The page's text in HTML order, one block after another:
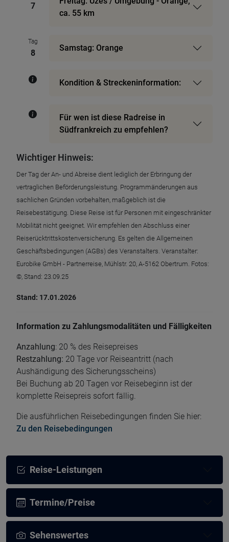
7
ca. 55 km
Tag
8
Samstag: Orange
Kondition & Streckeninformation:
Für wen ist diese Radreise in
Südfrankreich zu empfehlen?
Wichtiger Hinweis:
Der Tag der An- und Abreise dient lediglich der Erbringung der
vertraglichen Beförderungsleistung. Programmänderungen aus
sachlichen Gründen vorbehalten, maßgeblich ist die
Reisebestätigung. Diese Reise ist für Personen mit eingeschränkter
Mobilität nicht geeignet. Wir empfehlen den Abschluss einer
Reiserücktrittskostenversicherung. Es gelten die Allgemeinen
Geschäftsbedingungen (AGBs) des Veranstalters. Veranstalter:
Eurobike GmbH - Partnerreise, Mühlstr. 20, A-5162 Obertrum. Fotos:
©, Stand: 23.09.25
Stand: 17.01.2026
Information zu Zahlungsmodalitäten und Fälligkeiten
Anzahlung: 20 % des Reisepreises
Restzahlung: 20 Tage vor Reiseantritt (nach
Aushändigung des Sicherungsscheins)
Bei Buchung ab 20 Tagen vor Reisebeginn ist der
komplette Reisepreis sofort fällig.
Die ausführlichen Reisebedingungen finden Sie hier:
Zu den Reisebedingungen
Reise-Leistungen
Termine/Preise
Sehenswertes